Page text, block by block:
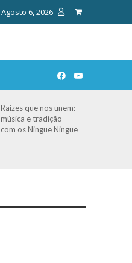
Agosto 6, 2026
Raízes que nos unem:
música e tradição
com os Ningue Ningue